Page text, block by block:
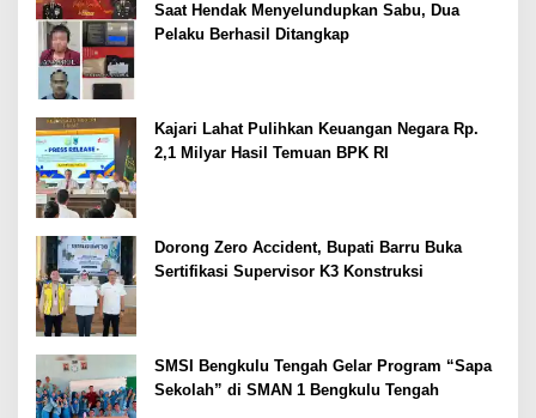
Saat Hendak Menyelundupkan Sabu, Dua
Pelaku Berhasil Ditangkap
Kajari Lahat Pulihkan Keuangan Negara Rp.
2,1 Milyar Hasil Temuan BPK RI
Dorong Zero Accident, Bupati Barru Buka
Sertifikasi Supervisor K3 Konstruksi
SMSI Bengkulu Tengah Gelar Program “Sapa
Sekolah” di SMAN 1 Bengkulu Tengah